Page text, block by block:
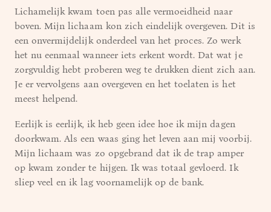
Lichamelijk kwam toen pas alle vermoeidheid naar
boven. Mijn lichaam kon zich eindelijk overgeven. Dit is
een onvermijdelijk onderdeel van het proces. Zo werk
het nu eenmaal wanneer iets erkent wordt. Dat wat je
zorgvuldig hebt proberen weg te drukken dient zich aan.
Je er vervolgens aan overgeven en het toelaten is het
meest helpend.
Eerlijk is eerlijk, ik heb geen idee hoe ik mijn dagen
doorkwam. Als een waas ging het leven aan mij voorbij.
Mijn lichaam was zo opgebrand dat ik de trap amper
op kwam zonder te hijgen. Ik was totaal gevloerd. Ik
sliep veel en ik lag voornamelijk op de bank.